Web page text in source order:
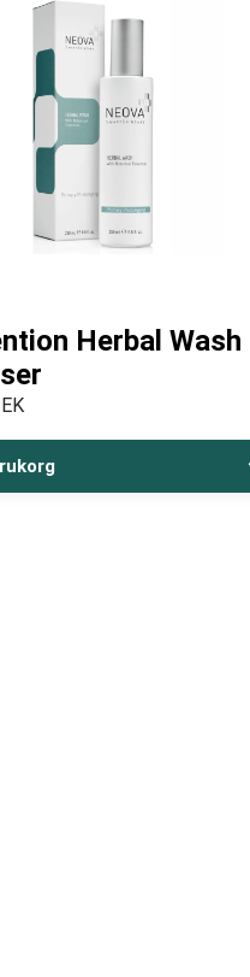
Herbal Wash